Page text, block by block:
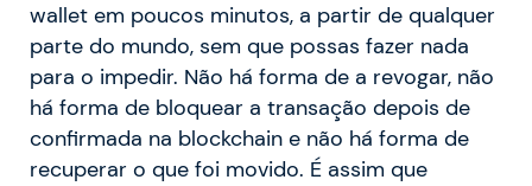
wallet em poucos minutos, a partir de qualquer
parte do mundo, sem que possas fazer nada
para o impedir. Não há forma de a revogar, não
há forma de bloquear a transação depois de
confirmada na blockchain e não há forma de
recuperar o que foi movido. É assim que